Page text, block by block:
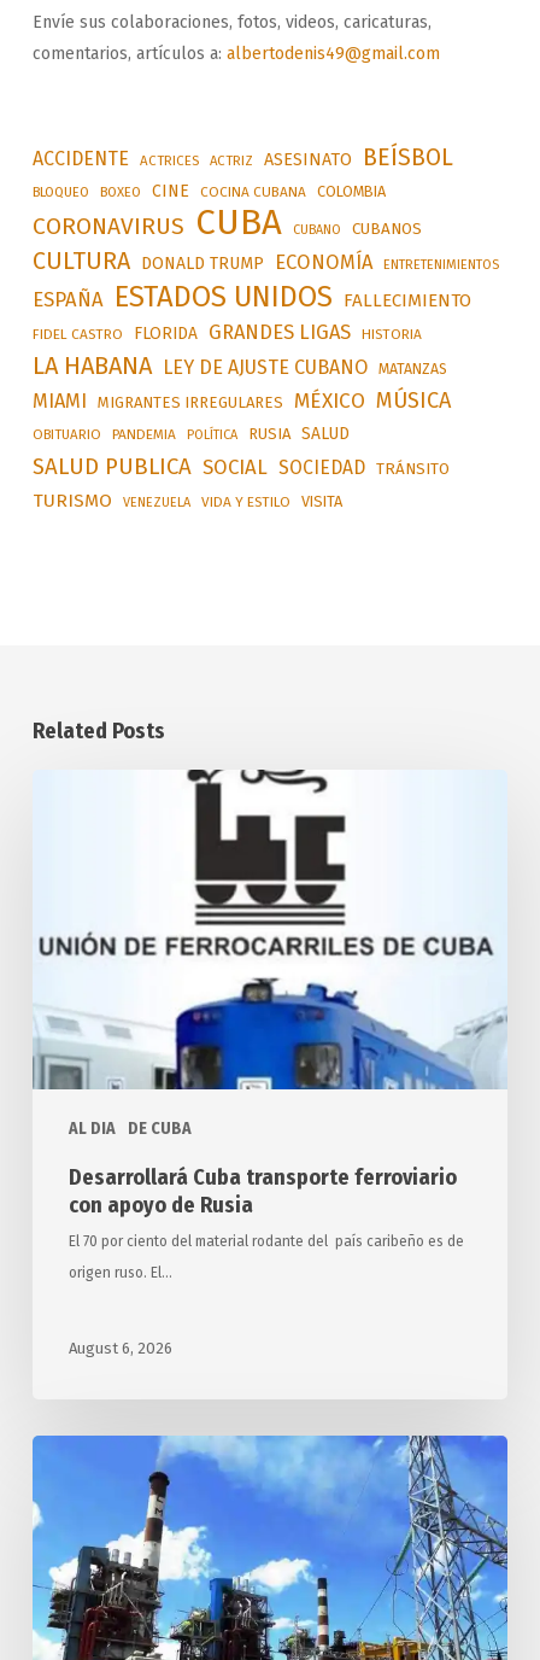
Envíe sus colaboraciones, fotos, videos, caricaturas,
comentarios, artículos a: albertodenis49@gmail.com
ACCIDENTE ACTRICES ACTRIZ ASESINATO BEÍSBOL
BLOQUEO BOXEO CINE COCINA CUBANA COLOMBIA
CORONAVIRUS CUBA CUBANO CUBANOS
CULTURA DONALD TRUMP ECONOMÍA ENTRETENIMIENTOS
ESPAÑA ESTADOS UNIDOS FALLECIMIENTO
FIDEL CASTRO FLORIDA GRANDES LIGAS HISTORIA
LA HABANA LEY DE AJUSTE CUBANO MATANZAS
MIAMI MIGRANTES IRREGULARES MÉXICO MÚSICA
OBITUARIO PANDEMIA POLÍTICA RUSIA SALUD
SALUD PUBLICA SOCIAL SOCIEDAD TRÁNSITO
TURISMO VENEZUELA VIDA Y ESTILO VISITA
Related Posts
AL DIA DE CUBA
apoyo
Rusia
Desarrollará Cuba transporte ferroviario
con apoyo de Rusia
El 70 por ciento del material rodante del país caribeño es de
origen ruso. El…
August 6, 2026
Cuba
Sistema
Eléctrico
Nacional